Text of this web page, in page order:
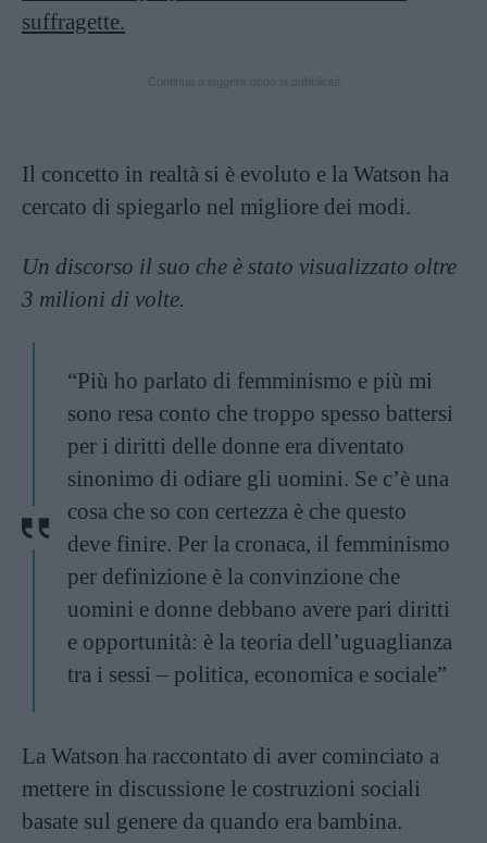
suffragette.
Il concetto in realtà si è evoluto e la Watson ha
cercato di spiegarlo nel migliore dei modi.
Un discorso il suo che è stato visualizzato oltre
3 milioni di volte.
“Più ho parlato di femminismo e più mi
sono resa conto che troppo spesso battersi
per i diritti delle donne era diventato
sinonimo di odiare gli uomini. Se c’è una
cosa che so con certezza è che questo
deve finire. Per la cronaca, il femminismo
per definizione è la convinzione che
uomini e donne debbano avere pari diritti
e opportunità: è la teoria dell’uguaglianza
tra i sessi – politica, economica e sociale”
La Watson ha raccontato di aver cominciato a
mettere in discussione le costruzioni sociali
basate sul genere da quando era bambina.